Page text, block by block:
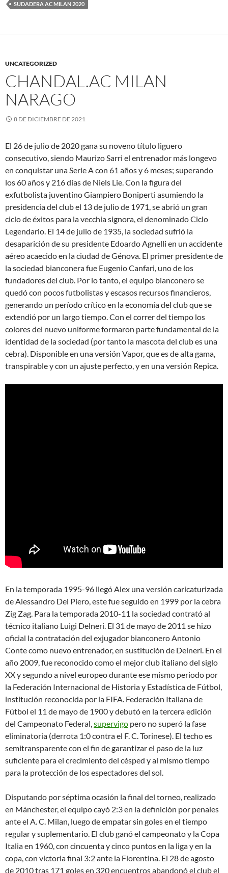
SUDADERA AC MILAN 2020
UNCATEGORIZED
CHANDAL.AC MILAN
NARAGO
8 DE DICIEMBRE DE 2021
El 26 de julio de 2020 gana su noveno título liguero
consecutivo, siendo Maurizo Sarri el entrenador más longevo
en conquistar una Serie A con 61 años y 6 meses; superando
los 60 años y 216 días de Niels Lie. Con la figura del
exfutbolista juventino Giampiero Boniperti asumiendo la
presidencia del club el 13 de julio de 1971, se abrió un gran
ciclo de éxitos para la vecchia signora, el denominado Ciclo
Legendario. El 14 de julio de 1935, la sociedad sufrió la
desaparición de su presidente Edoardo Agnelli en un accidente
aéreo acaecido en la ciudad de Génova. El primer presidente de
la sociedad bianconera fue Eugenio Canfari, uno de los
fundadores del club. Por lo tanto, el equipo bianconero se
quedó con pocos futbolistas y escasos recursos financieros,
generando un período crítico en la economía del club que se
extendió por un largo tiempo. Con el correr del tiempo los
colores del nuevo uniforme formaron parte fundamental de la
identidad de la sociedad (por tanto la mascota del club es una
cebra). Disponible en una versión Vapor, que es de alta gama,
transpirable y con un ajuste perfecto, y en una versión Repica.
En la temporada 1995-96 llegó Alex una versión caricaturizada
de Alessandro Del Piero, este fue seguido en 1999 por la cebra
Zig Zag. Para la temporada 2010-11 la sociedad contrató al
técnico italiano Luigi Delneri. El 31 de mayo de 2011 se hizo
oficial la contratación del exjugador bianconero Antonio
Conte como nuevo entrenador, en sustitución de Delneri. En el
año 2009, fue reconocido como el mejor club italiano del siglo
XX y segundo a nivel europeo durante ese mismo periodo por
la Federación Internacional de Historia y Estadística de Fútbol,
institución reconocida por la FIFA. Federación Italiana de
Fútbol el 11 de mayo de 1900 y debutó en la tercera edición
del Campeonato Federal,supervigo pero no superó la fase
eliminatoria (derrota 1:0 contra el F. C. Torinese). El techo es
semitransparente con el fin de garantizar el paso de la luz
suficiente para el crecimiento del césped y al mismo tiempo
para la protección de los espectadores del sol.
Disputando por séptima ocasión la final del torneo, realizado
en Mánchester, el equipo cayó 2:3 en la definición por penales
ante el A. C. Milan, luego de empatar sin goles en el tiempo
regular y suplementario. El club ganó el campeonato y la Copa
Italia en 1960, con cincuenta y cinco puntos en la liga y en la
copa, con victoria final 3:2 ante la Fiorentina. El 28 de agosto
de 2010 tras 171 goles en 320 encuentros abandonó el club el